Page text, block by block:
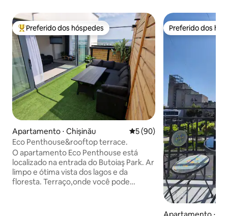
Entre os melhores preferidos dos hóspedes
Preferido dos hóspedes
Apartamento ⋅ Chișinău 5 de uma avaliação média
5 (90)
Eco Penthouse&rooftop terrace.
O apartamento Eco Penthouse está
localizado na entrada do Butoiaş Park. Ar
limpo e ótima vista dos lagos e da
floresta. Terraço,onde você pode
Preferido dos
Preferido dos